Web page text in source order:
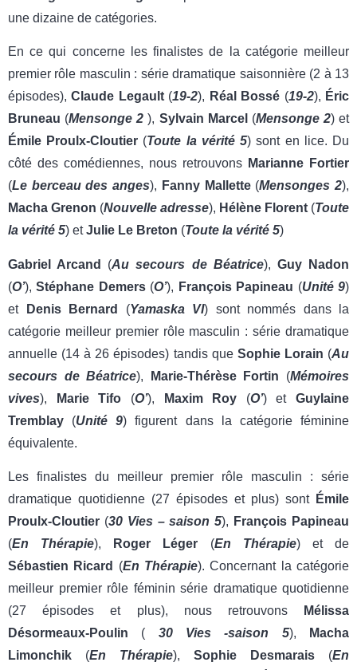
une dizaine de catégories.
En ce qui concerne les finalistes de la catégorie meilleur
premier rôle masculin : série dramatique saisonnière (2 à 13
épisodes),Claude Legault(19-2), Réal Bossé (19-2), Éric
Bruneau (Mensonge 2 ), Sylvain Marcel (Mensonge 2) et
Émile Proulx-Cloutier (Toute la vérité 5) sont en lice. Du
côté des comédiennes, nous retrouvons Marianne Fortier
(Le berceau des anges), Fanny Mallette(Mensonges 2),
Macha Grenon (Nouvelle adresse), Hélène Florent (Toute
la vérité 5) etJulie Le Breton (Toute la vérité 5)
Gabriel Arcand (Au secours de Béatrice), Guy Nadon
(O’),Stéphane Demers(O’), François Papineau (Unité 9)
et
Denis Bernard (Yamaska VI) sont nommés dans la
catégorie meilleur premier rôle masculin : série dramatique
annuelle (14 à 26 épisodes) tandis que Sophie Lorain (Au
secours de Béatrice), Marie-Thérèse Fortin (Mémoires
vives), Marie Tifo (O’), Maxim Roy (O’) et Guylaine
Tremblay (Unité 9) figurent dans la catégorie féminine
équivalente.
Les finalistes du meilleur premier rôle masculin : série
dramatique quotidienne (27 épisodes et plus) sont Émile
Proulx-Cloutier (30 Vies – saison 5), François Papineau
(En Thérapie), Roger Léger (En Thérapie) et de
Sébastien Ricard
(En Thérapie). Concernant la catégorie
meilleur premier rôle féminin série dramatique quotidienne
(27 épisodes et plus), nous retrouvons
Mélissa
Désormeaux-Poulin ( 30 Vies -saison 5),
Macha
Limonchik (En Thérapie), Sophie Desmarais (En